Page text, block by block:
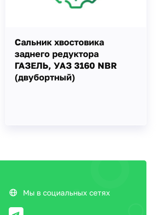
Сальник хвостовика
заднего редуктора
ГАЗЕЛЬ, УАЗ 3160 NBR
(двубортный)
Мы в социальных сетях